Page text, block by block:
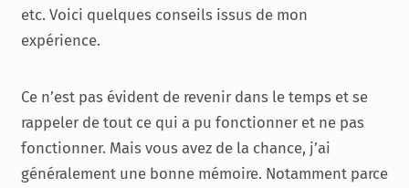
etc. Voici quelques conseils issus de mon
expérience.
Ce n’est pas évident de revenir dans le temps et se
rappeler de tout ce qui a pu fonctionner et ne pas
fonctionner. Mais vous avez de la chance, j’ai
généralement une bonne mémoire. Notamment parce